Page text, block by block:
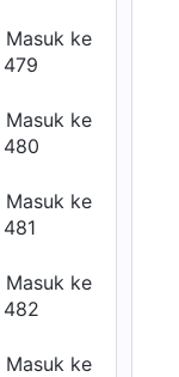
Masuk ke
Masuk ke
480
Masuk ke
Masuk ke
482
Masuk ke